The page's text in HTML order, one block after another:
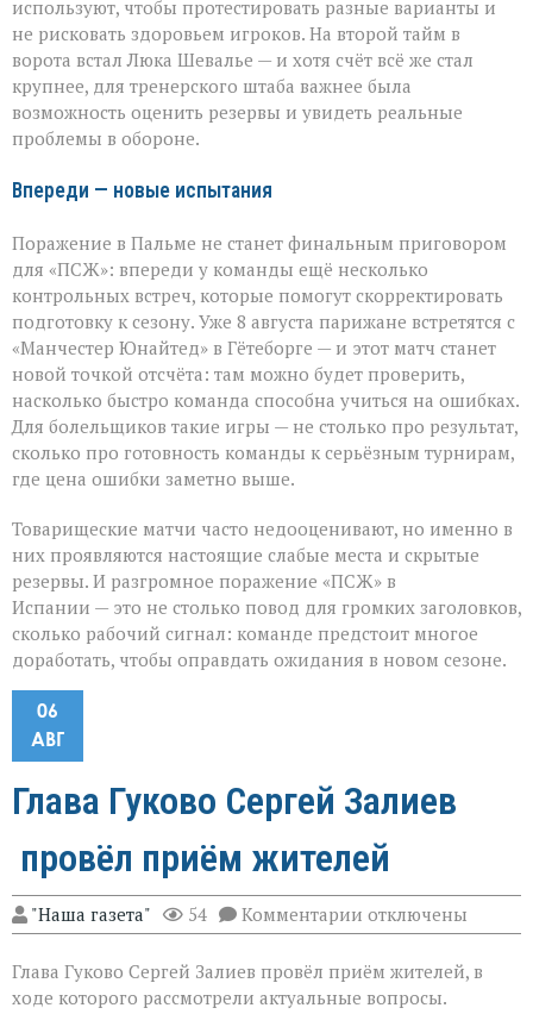
используют, чтобы протестировать разные варианты и
не рисковать здоровьем игроков. На второй тайм в
ворота встал Люка Шевалье — и хотя счёт всё же стал
крупнее, для тренерского штаба важнее была
возможность оценить резервы и увидеть реальные
проблемы в обороне.
Впереди — новые испытания
Поражение в Пальме не станет финальным приговором
для «ПСЖ»: впереди у команды ещё несколько
контрольных встреч, которые помогут скорректировать
подготовку к сезону. Уже 8 августа парижане встретятся с
«Манчестер Юнайтед» в Гётеборге — и этот матч станет
новой точкой отсчёта: там можно будет проверить,
насколько быстро команда способна учиться на ошибках.
Для болельщиков такие игры — не столько про результат,
сколько про готовность команды к серьёзным турнирам,
где цена ошибки заметно выше.
Товарищеские матчи часто недооценивают, но именно в
них проявляются настоящие слабые места и скрытые
резервы. И разгромное поражение «ПСЖ» в
Испании — это не столько повод для громких заголовков,
сколько рабочий сигнал: команде предстоит многое
доработать, чтобы оправдать ожидания в новом сезоне.
06
АВГ
Глава Гуково Сергей Залиев
провёл приём жителей
"Наша газета" 54 Комментарии к
записи
Гуково
Сергей
Залиев
отключены
Глава Гуково Сергей Залиев провёл приём жителей, в
ходе которого рассмотрели актуальные вопросы.